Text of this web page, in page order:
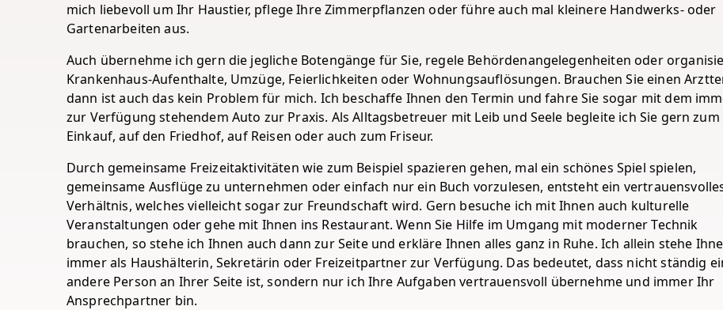
mich liebevoll um Ihr Haustier, pflege Ihre Zimmerpflanzen oder führe auch mal kleinere Handwerks- oder
Gartenarbeiten aus.
Auch übernehme ich gern die jegliche Botengänge für Sie, regele Behördenangelegenheiten oder
Krankenhaus-Aufenthalte, Umzüge, Feierlichkeiten oder Wohnungsauflösungen. Brauchen Sie einen
dann ist auch das kein Problem für mich. Ich beschaffe Ihnen den Termin und fahre Sie sogar mit dem
zur Verfügung stehendem Auto zur Praxis. Als Alltagsbetreuer mit Leib und Seele begleite ich Sie gern zum
Einkauf, auf den Friedhof, auf Reisen oder auch zum Friseur.
Durch gemeinsame Freizeitaktivitäten wie zum Beispiel spazieren gehen, mal ein schönes Spiel spielen,
gemeinsame Ausflüge zu unternehmen oder einfach nur ein Buch vorzulesen, entsteht ein
Verhältnis, welches vielleicht sogar zur Freundschaft wird. Gern besuche ich mit Ihnen auch kulturelle
Veranstaltungen oder gehe mit Ihnen ins Restaurant. Wenn Sie Hilfe im Umgang mit moderner Technik
brauchen, so stehe ich Ihnen auch dann zur Seite und erkläre Ihnen alles ganz in Ruhe. Ich allein stehe
immer als Haushälterin, Sekretärin oder Freizeitpartner zur Verfügung. Das bedeutet, dass nicht ständig
andere Person an Ihrer Seite ist, sondern nur ich Ihre Aufgaben vertrauensvoll übernehme und immer Ihr
Ansprechpartner bin.